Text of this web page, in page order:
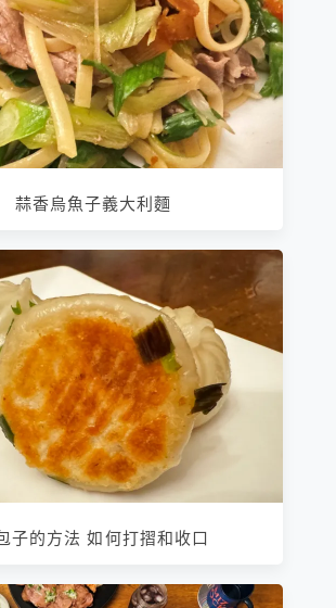
蒜香烏魚子義大利麵
子的方法 如何打摺和收口